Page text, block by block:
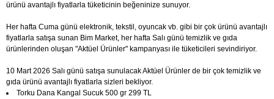
ürünü avantajlı fiyatlarla tüketicinin beğeninize sunuyor.
Her hafta Cuma günü elektronik, tekstil, oyuncak vb. gibi bir çok ürünü avantajlı
fiyatlarla satışa sunan Bim Market, her hafta Salı günü temizlik ve gıda
ürünlerinden oluşan "Aktüel Ürünler" kampanyası ile tüketicileri sevindiriyor.
10 Mart 2026 Salı günü satışa sunulacak Aktüel Ürünler de bir çok temizlik ve
gıda ürünü avantajlı fiyatlarla sizleri bekliyor.
Torku Dana Kangal Sucuk 500 gr 299 TL